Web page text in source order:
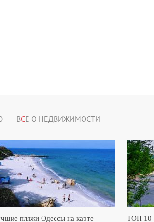
ВСЕ О НЕДВИЖИМОСТИ
пляжи Одессы на карте ТОП 10